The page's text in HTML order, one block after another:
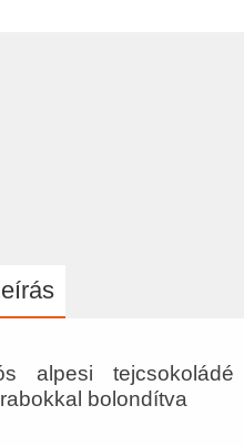
alpesi
bolondítva